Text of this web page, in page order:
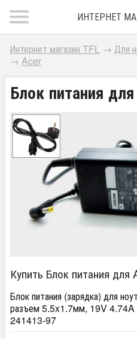
ИНТЕРНЕТ
Интернет магазин TFL → Для
→ Acer
Блок питания
Купить Блок питания
Блок питания (зарядка) для
разъем 5.5x1.7мм, 19V
241413-97